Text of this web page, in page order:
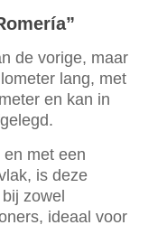
de vorige, maar
lang, met
en kan in
met een
is deze
zowel
ideaal voor